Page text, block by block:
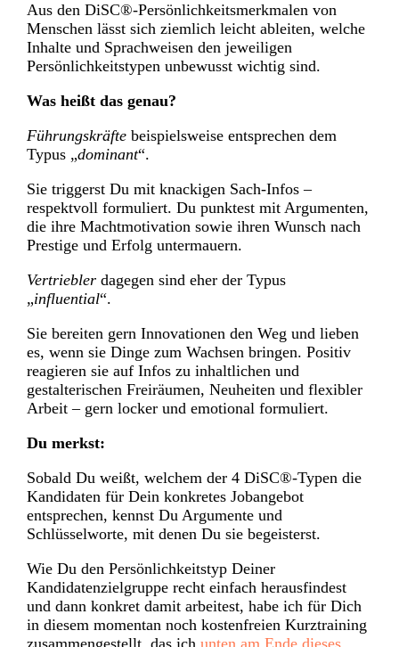
Aus den DiSC®-Persönlichkeitsmerkmalen von
Menschen lässt sich ziemlich leicht ableiten, welche
Inhalte und Sprachweisen den jeweiligen
Persönlichkeitstypen unbewusst wichtig sind.
Was heißt das genau?
Führungskräfte beispielsweise entsprechen dem
Typus „dominant“.
Sie triggerst Du mit knackigen Sach-Infos –
respektvoll formuliert. Du punktest mit Argumenten,
die ihre Machtmotivation sowie ihren Wunsch nach
Prestige und Erfolg untermauern.
Vertriebler dagegen sind eher der Typus
„influential“.
Sie bereiten gern Innovationen den Weg und lieben
es, wenn sie Dinge zum Wachsen bringen. Positiv
reagieren sie auf Infos zu inhaltlichen und
gestalterischen Freiräumen, Neuheiten und flexibler
Arbeit – gern locker und emotional formuliert.
Du merkst:
Sobald Du weißt, welchem der 4 DiSC®-Typen die
Kandidaten für Dein konkretes Jobangebot
entsprechen, kennst Du Argumente und
Schlüsselworte, mit denen Du sie begeisterst.
Wie Du den Persönlichkeitstyp Deiner
Kandidatenzielgruppe recht einfach herausfindest
und dann konkret damit arbeitest, habe ich für Dich
in diesem momentan noch kostenfreien Kurztraining